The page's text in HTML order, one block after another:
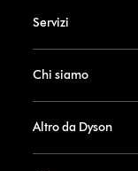
Servizi
Chi siamo
Altro da Dyson